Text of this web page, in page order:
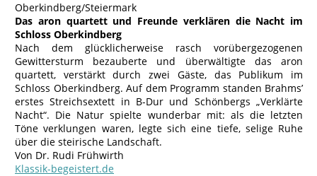
Oberkindberg/Steiermark
Das aron quartett und Freunde verklären die Nacht im
Schloss Oberkindberg
Nach dem glücklicherweise rasch vorübergezogenen
Gewittersturm bezauberte und überwältigte das aron
quartett, verstärkt durch zwei Gäste, das Publikum im
Schloss Oberkindberg. Auf dem Programm standen Brahms’
erstes Streichsextett in B-Dur und Schönbergs „Verklärte
Nacht“. Die Natur spielte wunderbar mit: als die letzten
Töne verklungen waren, legte sich eine tiefe, selige Ruhe
über die steirische Landschaft.
Von Dr. Rudi Frühwirth
Klassik-begeistert.de